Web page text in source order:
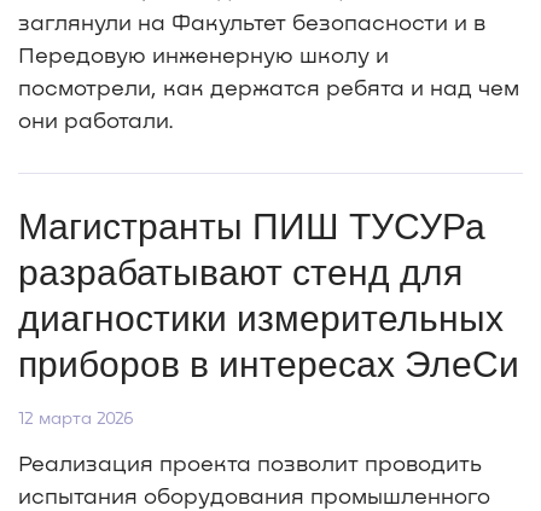
заглянули на Факультет безопасности и в
Передовую инженерную школу и
посмотрели, как держатся ребята и над чем
они работали.
Магистранты ПИШ ТУСУРа
разрабатывают стенд для
диагностики измерительных
приборов в интересах ЭлеСи
12 марта 2026
Реализация проекта позволит проводить
испытания оборудования промышленного